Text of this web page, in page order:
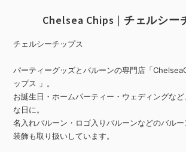
Chelsea Chips | チェルシー
チェルシーチップス
パーティーグッズとバルーンの専門店「
ップス 」。
お誕生日・ホームパーティー・ウェディングな
な日に。
名入れバルーン・ロゴ入りバルーンなどのバル
装飾も取り扱いしています。